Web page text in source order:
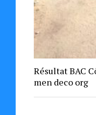
Résultat BAC
men deco org